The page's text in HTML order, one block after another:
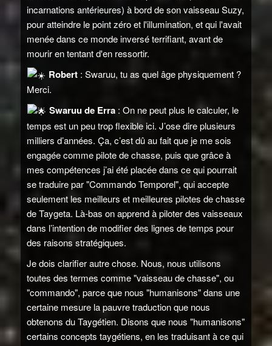
incarnations antérieures) à bord de son vaisseau Suzy,
pour atteindre le point zéro et l'illumination, et qui l'avait
menée dans ce monde inversé terrifiant, avant de
mourir en tentant d'en ressortir.
Robert : Swaruu, tu as quel âge physiquement ?
Merci.
Swaruu de Erra : On ne peut plus le calculer, le
temps est un peu trop flexible ici. J’ose dire plusieurs
milliers d’années. Ça, c’est dû au fait que je me sois
engagée comme pilote de chasse, puis que grâce à
mes compétences j’ai été placée dans ce qui pourrait
se traduire par "Commando Temporel", qui accepte
seulement les meilleurs et meilleures pilotes de chasse
de Taygeta. Là-bas on apprend à piloter des vaisseaux
dans l’intention de modifier des lignes de temps pour
des raisons stratégiques.
Je dois clarifier autre chose. Nous, nous utilisons
toutes des termes comme "vaisseau de chasse", ou
"commando", parce que nous "humanisons" dans une
certaine mesure la pauvre traduction que nous
obtenons du Taygétien. Disons que nous "humanisons"
certains concepts taygétiens, en les traduisant à ce qui